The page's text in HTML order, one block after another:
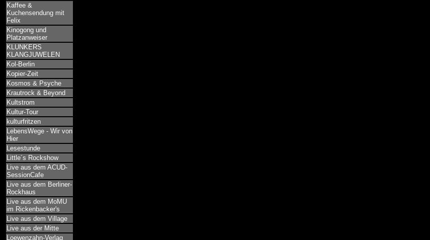
Kaffee &
Kuchensendung mit
Felix
Kinogong und
Platzanweiser
KLUNKERS
KLANGJUWELEN
Kol-Berlin
Kopier-Zeit
Kosmos & Psyche
Krautrock & Beyond
Kultstrom
Kultur-Tour
kulturfritzen
LebensWege - Wir von
Hier
Lesestunde
Little´s Rockshow
Live aus dem ACUD-
SessionCafe
Live aus dem Berliner-
Rockhaus
Live aus dem MoMU
im Rickenbacker's
Live aus dem Village
Live aus der Mitte
Loewenzahn-Verlag